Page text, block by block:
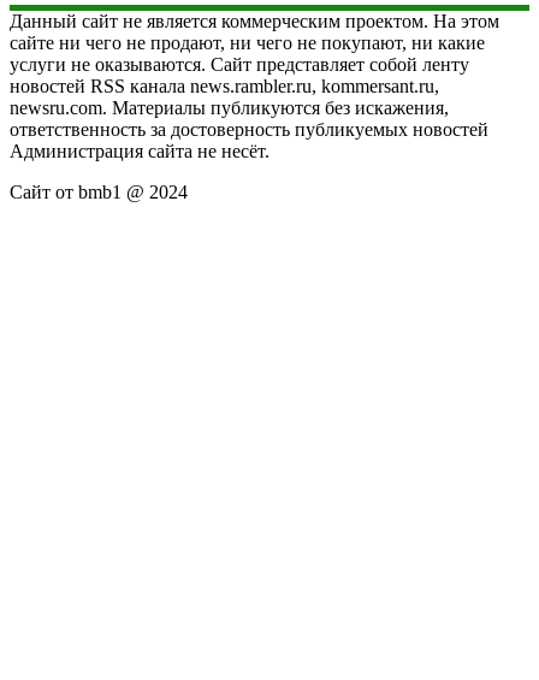
Данный сайт не является коммерческим проектом. На этом
сайте ни чего не продают, ни чего не покупают, ни какие
услуги не оказываются. Сайт представляет собой ленту
новостей RSS канала news.rambler.ru, kommersant.ru,
newsru.com. Материалы публикуются без искажения,
ответственность за достоверность публикуемых новостей
Администрация сайта не несёт.
Сайт от bmb1 @ 2024